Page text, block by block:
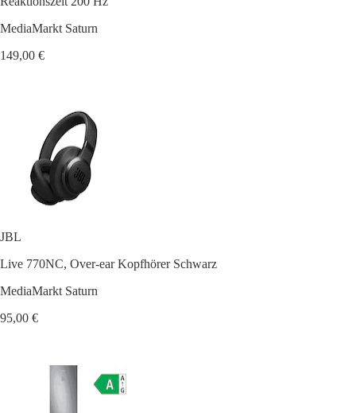
MediaMarkt Saturn
149,00 €
JBL
Live 770NC, Over-ear Kopfhörer Schwarz
MediaMarkt Saturn
95,00 €